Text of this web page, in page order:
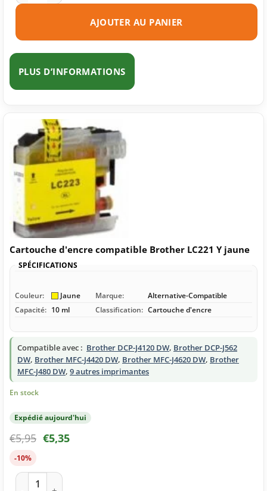
AJOUTER AU PANIER
PLUS D’INFORMATIONS
Cartouche d'encre compatible Brother LC221 Y jaune
SPÉCIFICATIONS
Couleur: Jaune Marque:
Alternative-Compatible
Capacité: 10 ml Classification: Cartouche d'encre
Compatible avec : Brother DCP-J4120 DW, Brother DCP-J562
DW, Brother MFC-J4420 DW, Brother MFC-J4620 DW, Brother
MFC-J480 DW, 9 autres imprimantes
En stock
Expédié aujourd'hui
€5,95 €5,35
-10%
quantité de Cartouche d'encre compatible Brother LC221 Y